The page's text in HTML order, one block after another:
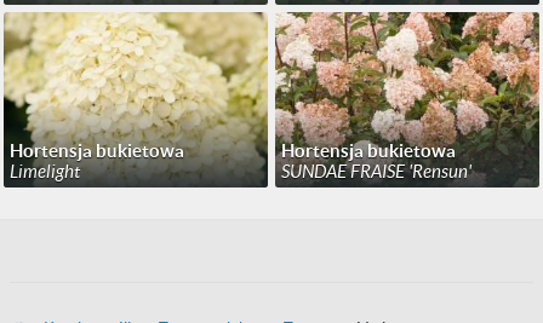
Hortensja bukietowa
Limelight
Hortensja bukietowa
SUNDAE FRAISE 'Rensun'